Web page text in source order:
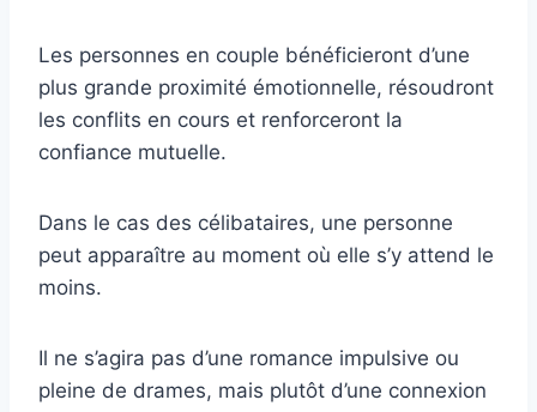
Les personnes en couple bénéficieront d’une
plus grande proximité émotionnelle, résoudront
les conflits en cours et renforceront la
confiance mutuelle.
Dans le cas des célibataires, une personne
peut apparaître au moment où elle s’y attend le
moins.
Il ne s’agira pas d’une romance impulsive ou
pleine de drames, mais plutôt d’une connexion